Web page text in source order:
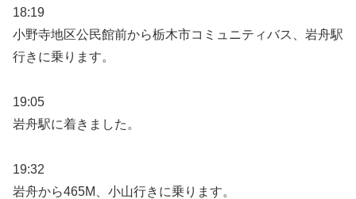
18:19
小野寺地区公民館前から栃木市コミュニティバス、岩舟駅
行きに乗ります。
19:05
岩舟駅に着きました。
19:32
岩舟から465M、小山行きに乗ります。